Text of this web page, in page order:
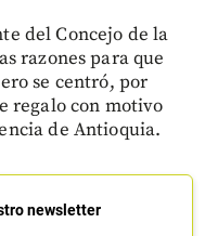
del Concejo de la
razones para que
se centró, por
regalo con motivo
de Antioquia.
newsletter